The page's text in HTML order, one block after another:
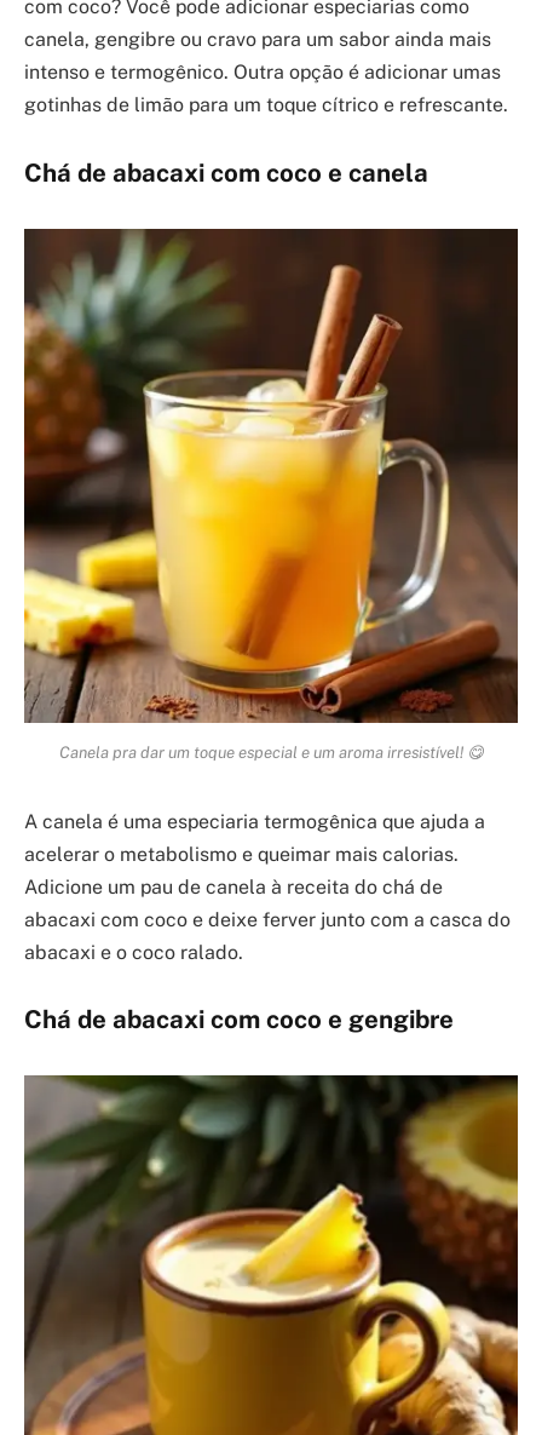
com coco? Você pode adicionar especiarias como
canela, gengibre ou cravo para um sabor ainda mais
intenso e termogênico. Outra opção é adicionar umas
gotinhas de limão para um toque cítrico e refrescante.
Chá de abacaxi com coco e canela
Canela pra dar um toque especial e um aroma irresistível! 😋
A canela é uma especiaria termogênica que ajuda a
acelerar o metabolismo e queimar mais calorias.
Adicione um pau de canela à receita do chá de
abacaxi com coco e deixe ferver junto com a casca do
abacaxi e o coco ralado.
Chá de abacaxi com coco e gengibre